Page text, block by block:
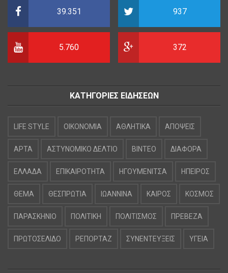
39.351 937
5.760 372
ΚΑΤΗΓΟΡΙΕΣ ΕΙΔΗΣΕΩΝ
LIFE STYLE OIKONOMIA ΑΘΛΗΤΙΚΑ ΑΠΟΨΕΙΣ
ΑΡΤΑ ΑΣΤΥΝΟΜΙΚΟ ΔΕΛΤΙΟ ΒΙΝΤΕΟ ΔΙΑΦΟΡΑ
ΕΛΛΑΔΑ ΕΠΙΚΑΙΡΟΤΗΤΑ ΗΓΟΥΜΕΝΙΤΣΑ ΗΠΕΙΡΟΣ
ΘΕΜΑ ΘΕΣΠΡΩΤΙΑ ΙΩΑΝΝΙΝΑ ΚΑΙΡΟΣ ΚΟΣΜΟΣ
ΠΑΡΑΣΚΗΝΙΟ ΠΟΛΙΤΙΚΗ ΠΟΛΙΤΙΣΜΟΣ ΠΡΕΒΕΖΑ
ΠΡΩΤΟΣΕΛΙΔΟ ΡΕΠΟΡΤΑΖ ΣΥΝΕΝΤΕΥΞΕΙΣ ΥΓΕΙΑ